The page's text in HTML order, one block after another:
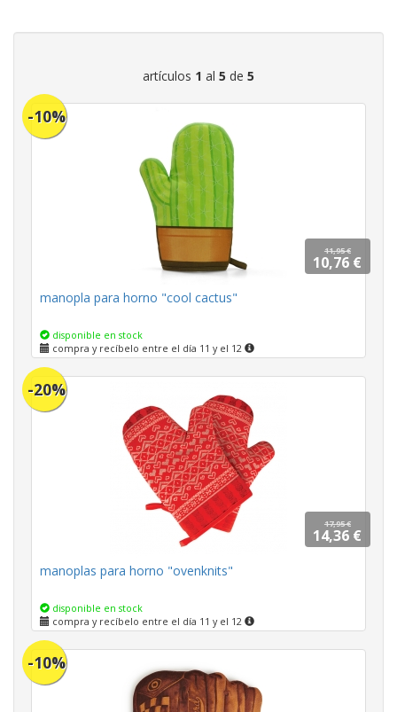
artículos 1 al 5 de 5
-10%
11,95 €
10,76 €
manopla para horno "cool cactus"
disponible en stock
compra y recíbelo entre el día 11 y el 12
-20%
17,95 €
14,36 €
manoplas para horno "ovenknits"
disponible en stock
compra y recíbelo entre el día 11 y el 12
-10%